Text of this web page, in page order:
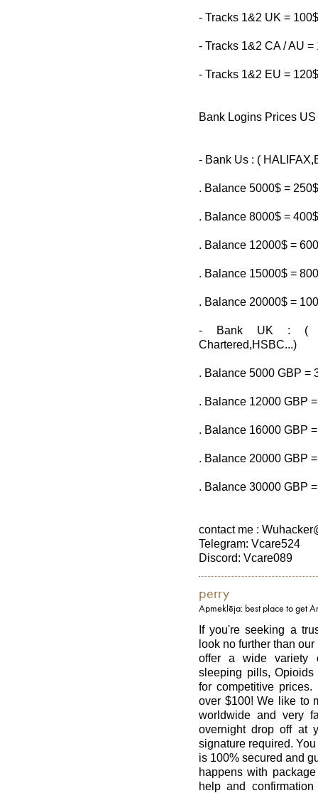
- Tracks 1&2 UK =
- Tracks 1&2 CA / AU =
- Tracks 1&2 EU =
Bank Logins Prices
- Bank Us : (
. Balance 5000$ = 250$
. Balance 8000$ = 400$
. Balance 12000$ =
. Balance 15000$ =
. Balance 20000$ =
- Bank UK : (
Chartered,HSBC...)
. Balance 5000 GBP =
. Balance 12000 GBP
. Balance 16000 GBP
. Balance 20000 GBP
. Balance 30000 GBP
contact me :
Telegram: Vcare524
Discord: Vcare089
perry
Apmeklēja: best place to get
If you're seeking a
look no further than
offer a wide variety
sleeping pills, Opioids
for competitive
over $100! We like to
worldwide and very
overnight drop off at
signature required.
is 100% secured and
happens with
help and